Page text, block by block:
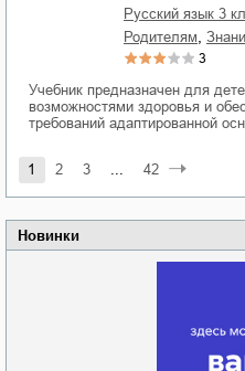
Новинки
русский язык 3
родителям
3
Учебник предназначен для
возможностями здоровья и
требований адаптированной
1 2 3 ... 42